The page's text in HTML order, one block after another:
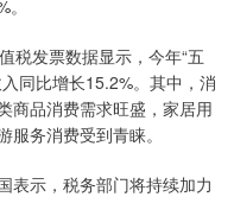
发票数据显示，今年“五
同比增长15.2%。其中，消
商品消费需求旺盛，家居用
务消费受到青睐。
示，税务部门将持续加力